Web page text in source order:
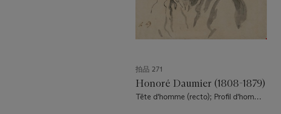
拍品 271
Honoré Daumier (1808-1879)
Tête d'homme (recto); Profil d'homme